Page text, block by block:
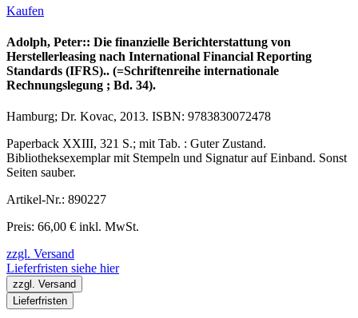
Kaufen
Adolph, Peter:: Die finanzielle Berichterstattung von
Herstellerleasing nach International Financial Reporting
Standards (IFRS).. (=Schriftenreihe internationale
Rechnungslegung ; Bd. 34).
Hamburg; Dr. Kovac, 2013. ISBN: 9783830072478
Paperback XXIII, 321 S.; mit Tab. : Guter Zustand.
Bibliotheksexemplar mit Stempeln und Signatur auf Einband. Sonst
Seiten sauber.
Artikel-Nr.: 890227
Preis: 66,00 € inkl. MwSt.
zzgl. Versand
Lieferfristen siehe hier
zzgl. Versand
Lieferfristen